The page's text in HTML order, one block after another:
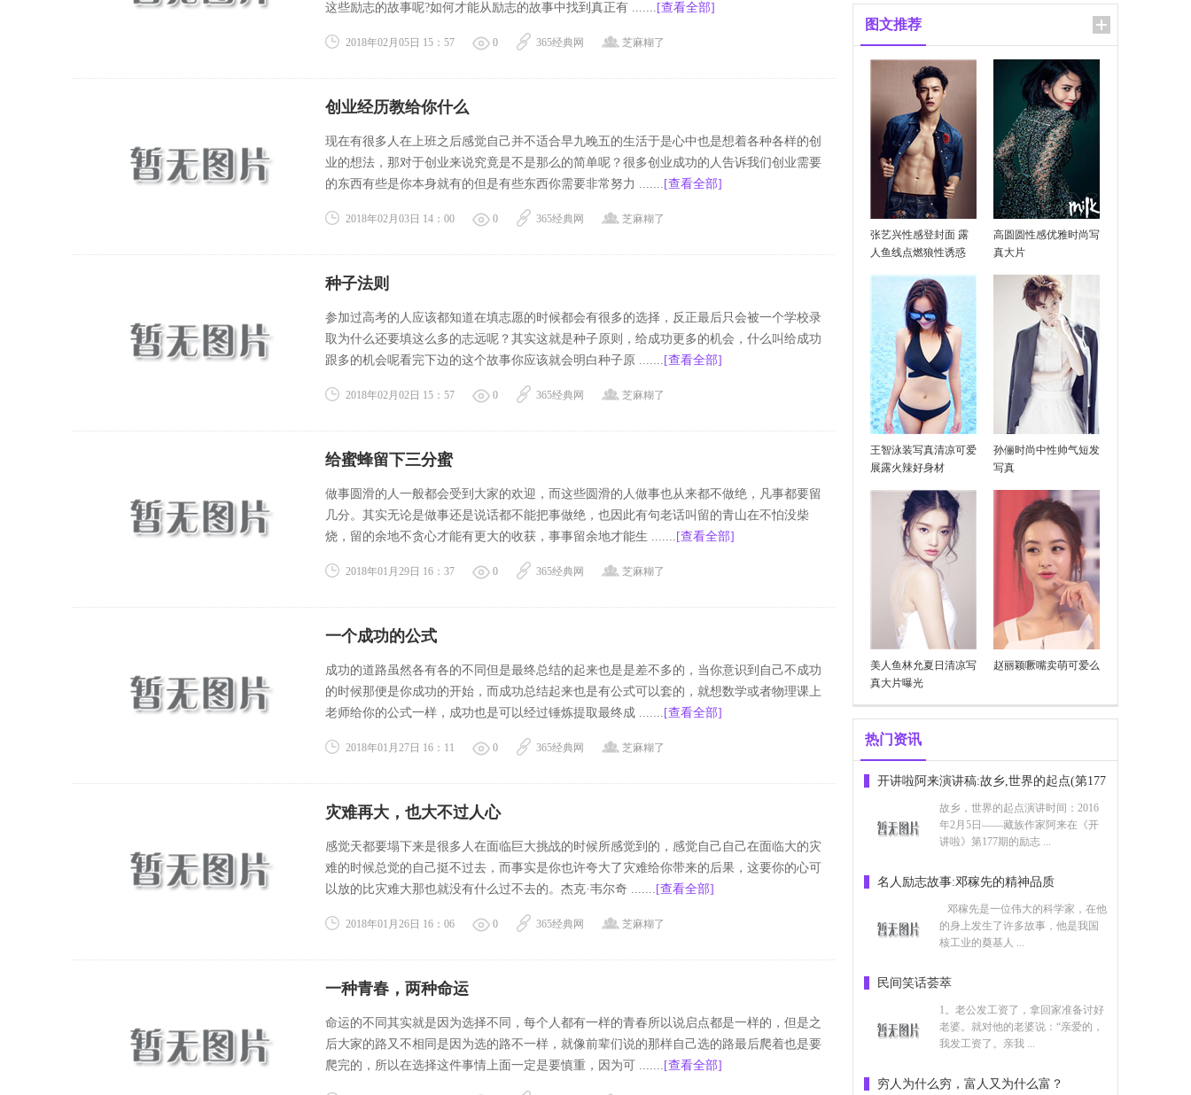
这些励志的故事呢?如何才能从励志的故事中找到真正有 ....... [查看全部]
2018年02月05日 15：57 0 365经典网 芝麻糊了
创业经历教给你什么
现在有很多人在上班之后感觉自己并不适合早九晚五的生活于是心中也是想着各种各样的创
业的想法，那对于创业来说究竟是不是那么的简单呢？很多创业成功的人告诉我们创业需要
的东西有些是你本身就有的但是有些东西你需要非常努力 ....... [查看全部]
2018年02月03日 14：00 0 365经典网 芝麻糊了
种子法则
参加过高考的人应该都知道在填志愿的时候都会有很多的选择，反正最后只会被一个学校录
取为什么还要填这么多的志远呢？其实这就是种子原则，给成功更多的机会，什么叫给成功
跟多的机会呢看完下边的这个故事你应该就会明白种子原 ....... [查看全部]
2018年02月02日 15：57 0 365经典网 芝麻糊了
给蜜蜂留下三分蜜
做事圆滑的人一般都会受到大家的欢迎，而这些圆滑的人做事也从来都不做绝，凡事都要留
几分。其实无论是做事还是说话都不能把事做绝，也因此有句老话叫留的青山在不怕没柴
烧，留的余地不贪心才能有更大的收获，事事留余地才能生 ....... [查看全部]
2018年01月29日 16：37 0 365经典网 芝麻糊了
一个成功的公式
成功的道路虽然各有各的不同但是最终总结的起来也是是差不多的，当你意识到自己不成功
的时候那便是你成功的开始，而成功总结起来也是有公式可以套的，就想数学或者物理课上
老师给你的公式一样，成功也是可以经过锤炼提取最终成 ....... [查看全部]
2018年01月27日 16：11 0 365经典网 芝麻糊了
灾难再大，也大不过人心
感觉天都要塌下来是很多人在面临巨大挑战的时候所感觉到的，感觉自己自己在面临大的灾
难的时候总觉的自己挺不过去，而事实是你也许夸大了灾难给你带来的后果，这要你的心可
以放的比灾难大那也就没有什么过不去的。杰克·韦尔奇 ....... [查看全部]
2018年01月26日 16：06 0 365经典网 芝麻糊了
一种青春，两种命运
命运的不同其实就是因为选择不同，每个人都有一样的青春所以说启点都是一样的，但是之
后大家的路又不相同是因为选的路不一样，就像前辈们说的那样自己选的路最后爬着也是要
爬完的，所以在选择这件事情上面一定是要慎重，因为可 ....... [查看全部]
图文推荐
张艺兴性感登封面 露
人鱼线点燃狼性诱惑
高圆圆性感优雅时尚写
真大片
王智泳装写真清凉可爱
展露火辣好身材
孙俪时尚中性帅气短发
写真
美人鱼林允夏日清凉写
真大片曝光
赵丽颖噘嘴卖萌可爱么
热门资讯
开讲啦阿来演讲稿:故乡,世界的起点(第177
故乡，世界的起点演讲时间：2016
年2月5日——藏族作家阿来在《开
讲啦》第177期的励志 ...
名人励志故事:邓稼先的精神品质
邓稼先是一位伟大的科学家，在他
的身上发生了许多故事，他是我国
核工业的奠基人 ...
民间笑话荟萃
1。老公发工资了，拿回家准备讨好
老婆。就对他的老婆说：“亲爱的，
我发工资了。亲我 ...
穷人为什么穷，富人又为什么富？